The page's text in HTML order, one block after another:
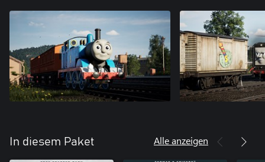
In diesem Paket Alle anzeigen